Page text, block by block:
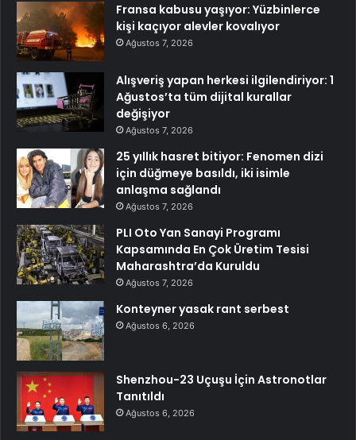
Fransa kabusu yaşıyor: Yüzbinlerce
kişi kaçıyor alevler kovalıyor
Ağustos 7, 2026
Alışveriş yapan herkesi ilgilendiriyor: 1
Ağustos’ta tüm dijital kurallar
değişiyor
Ağustos 7, 2026
25 yıllık hasret bitiyor: Fenomen dizi
için düğmeye basıldı, iki isimle
anlaşma sağlandı
Ağustos 7, 2026
PLI Oto Yan Sanayi Programı
Kapsamında En Çok Üretim Tesisi
Maharashtra’da Kuruldu
Ağustos 7, 2026
Konteyner yasak rant serbest
Ağustos 6, 2026
Shenzhou-23 Uçuşu İçin Astronotlar
Tanıtıldı
Ağustos 6, 2026